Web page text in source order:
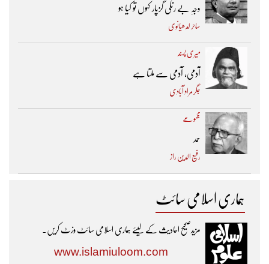
وجہِ بے رنگی گزپار کہوں تو کیا ہو
ساحر لدھیانوی
میری پسند
آدمی، آدمی سے ملتا ہے
جگر مراد آبادی
مجموعے
حمد
رفیع الدین راز
ہماری اسلامی سائٹ
مزیدصحیح احادیث کے لیئے ہماری اسلامی سائٹ وزٹ کریں۔
www.islamiuloom.com